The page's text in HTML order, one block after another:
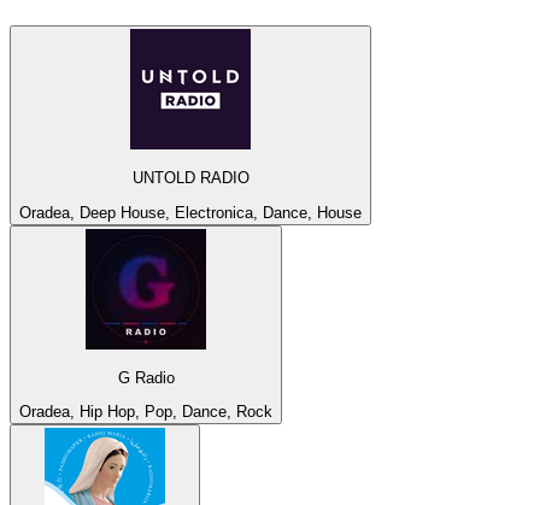
UNTOLD RADIO
Oradea, Deep House, Electronica, Dance, House
G Radio
Oradea, Hip Hop, Pop, Dance, Rock